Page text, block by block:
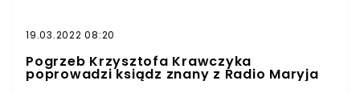
19.03.2022 08:20
Pogrzeb Krzysztofa Krawczyka
poprowadzi ksiądz znany z Radio Maryja